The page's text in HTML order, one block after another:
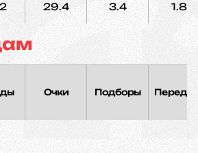
29.4 3.4 1.8
Очки Подборы